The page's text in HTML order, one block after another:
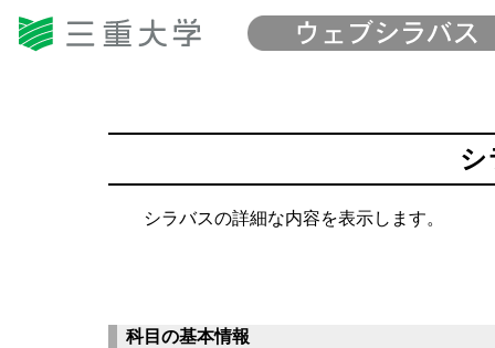
シ
シラバスの詳細な内容を表示します。
科目の基本情報